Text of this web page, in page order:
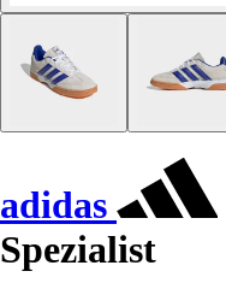
adidas
Spezialist